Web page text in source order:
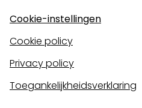
Cookie-instellingen
Cookie policy
Privacy policy
Toegankelijkheidsverklaring